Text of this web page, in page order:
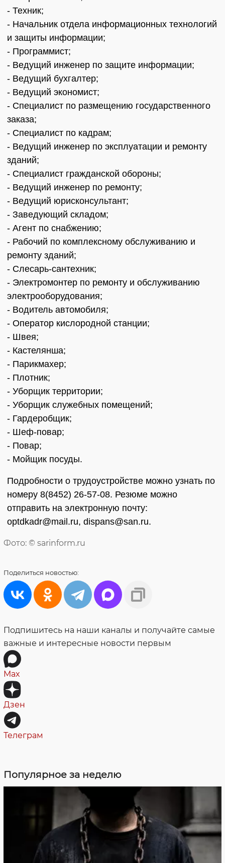
- Техник;
- Начальник отдела информационных технологий
и защиты информации;
- Программист;
- Ведущий инженер по защите информации;
- Ведущий бухгалтер;
- Ведущий экономист;
- Специалист по размещению государственного
заказа;
- Специалист по кадрам;
- Ведущий инженер по эксплуатации и ремонту
зданий;
- Специалист гражданской обороны;
- Ведущий инженер по ремонту;
- Ведущий юрисконсультант;
- Заведующий складом;
- Агент по снабжению;
- Рабочий по комплексному обслуживанию и
ремонту зданий;
- Слесарь-сантехник;
- Электромонтер по ремонту и обслуживанию
электрооборудования;
- Водитель автомобиля;
- Оператор кислородной станции;
- Швея;
- Кастелянша;
- Парикмахер;
- Плотник;
- Уборщик территории;
- Уборщик служебных помещений;
- Гардеробщик;
- Шеф-повар;
- Повар;
- Мойщик посуды.
Подробности о трудоустройстве можно узнать по
номеру 8(8452) 26-57-08. Резюме можно
отправить на электронную почту:
optdkadr@mail.ru, dispans@san.ru.
Фото: © sarinform.ru
Поделиться новостью:
Подпишитесь на наши каналы и получайте самые
важные и интересные новости первым
Max
Дзен
Телеграм
Популярное за неделю